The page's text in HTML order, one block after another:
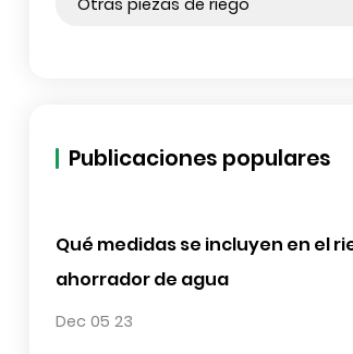
Válvula de aire combinada
Riego por goteo